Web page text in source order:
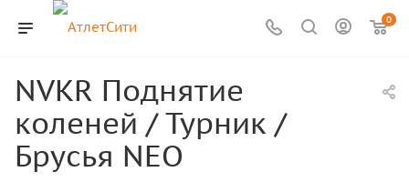
0
NVKR Поднятие
коленей / Турник /
Брусья NEO